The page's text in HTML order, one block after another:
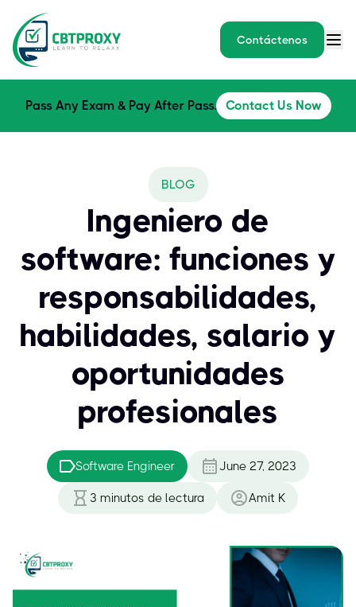
Contáctenos
Pass Any Exam & Pay After Pass. Contact Us Now
BLOG
Ingeniero de
software: funciones y
responsabilidades,
habilidades, salario y
oportunidades
profesionales
Software Engineer June 27, 2023
3 minutos de lectura Amit K